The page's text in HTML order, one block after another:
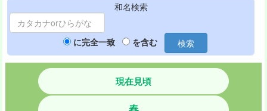
和名検索
に完全一致 を含む 検索
現在見頃